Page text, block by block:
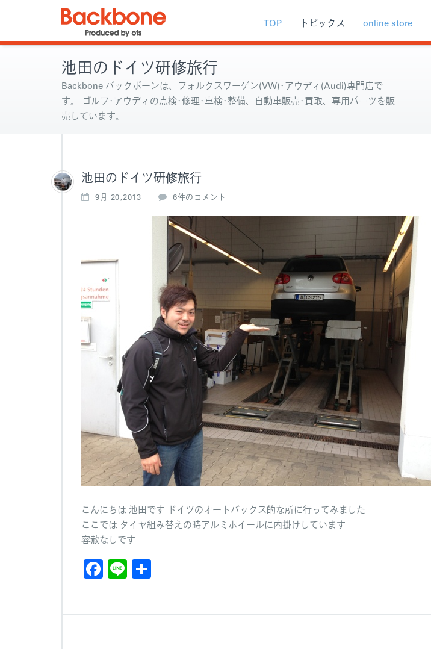
TOP トピックス online store
池田のドイツ研修旅行
Backbone バックボーンは、フォルクスワーゲン(VW)･アウディ(Audi)専門店で
す。 ゴルフ･アウディの点検･修理･車検･整備、自動車販売･買取、専用パーツを販
売しています。
池田のドイツ研修旅行
9月 20,2013
池
の
ド
イ
ツ
研
修
旅
行
へ
の
6件のコメント
こんにちは 池田です ドイツのオートバックス的な所に行ってみました
ここでは タイヤ組み替えの時アルミホイールに内掛けしています
容赦なしです
F Li